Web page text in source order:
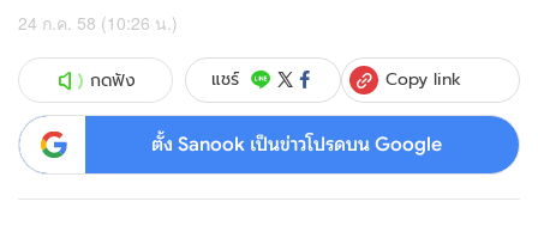
24 ก.ค. 58 (10:26 น.)
กดฟัง แชร์ Copy link
ตั้ง Sanook เป็นข่าวโปรดบน Google